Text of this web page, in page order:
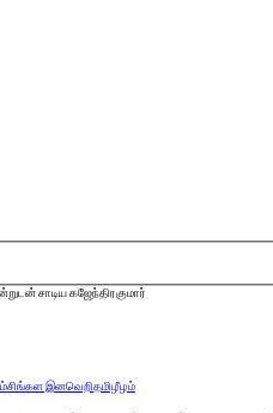
சாடிய கஜேந்திரகுமார்
சிங்கள இனவெறிதமிழீழம்